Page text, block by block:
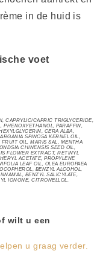
in de huid is
voet
CAPRYLIC/CAPRIC TRIGLYCERIDE,
PHENOXYETHANOL, PARAFFIN,
CERA ALBA,
SPINOSA KERNEL OIL,
OIL, MARIS SAL, MENTHA
CHINENSIS SEED OIL,
FLOWER EXTRACT, RETINYL
ACETATE, PROPYLENE
LEAF OIL, OLEA EUROPAEA
BENZYL ALCOHOL,
BENZYL SALICYLATE,
IONONE, CITRONELLOL.
wilt u een
u graag verder.